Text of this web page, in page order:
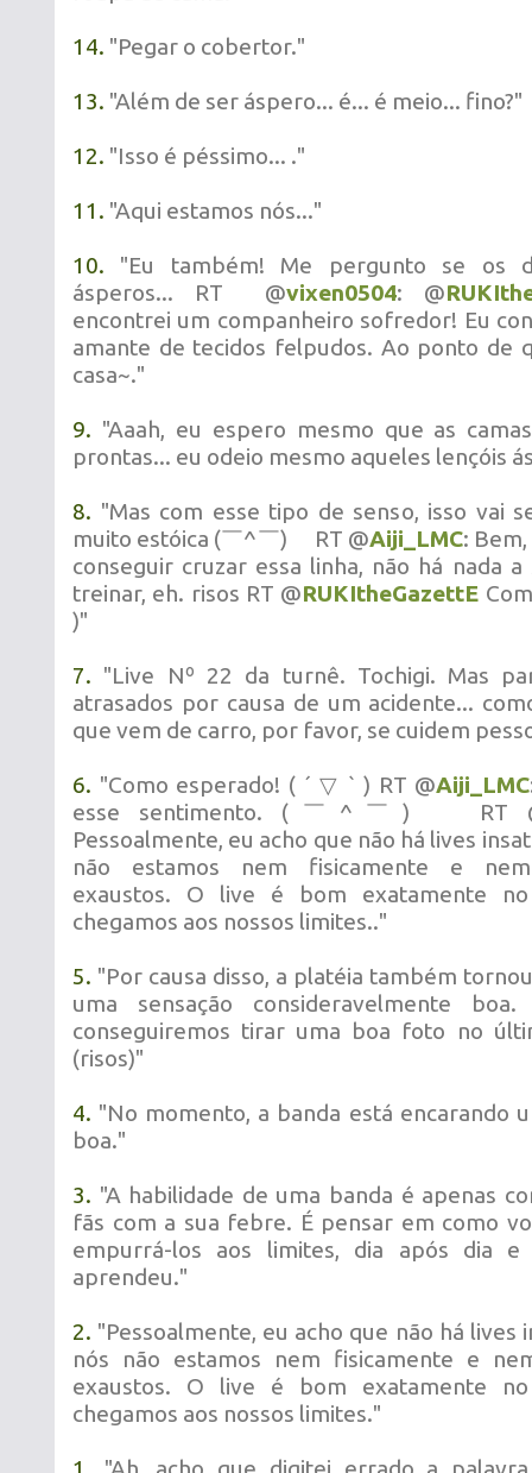
14. "Pegar o cobertor."
13. "Além de ser áspero... é... é meio... fino?"
12. "Isso é péssimo... ."
11. "Aqui estamos nós..."
10. "Eu também! Me pergunto se os
ásperos... RT @vixen0504: @
encontrei um companheiro sofredor! Eu
amante de tecidos felpudos. Ao ponto de
casa~."
9. "Aaah, eu espero mesmo que as
prontas... eu odeio mesmo aqueles lençóis
8. "Mas com esse tipo de senso, isso vai
muito estóica (￣^￣)ゞ RT @Aiji_LMC:
conseguir cruzar essa linha, não há nada
treinar, eh. risos RT @RUKItheGazettE
)"
7. "Live Nº 22 da turnê. Tochigi. Mas
atrasados por causa de um acidente...
que vem de carro, por favor, se cuidem
6. "Como esperado! ( ´ ▽ ` ) RT @Aiji_LMC
esse sentimento. (￣^￣)ゞ RT
Pessoalmente, eu acho que não há lives
não estamos nem fisicamente e nem
exaustos. O live é bom exatamente
chegamos aos nossos limites.."
5. "Por causa disso, a platéia também
uma sensação consideravelmente
conseguiremos tirar uma boa foto no
(risos)"
4. "No momento, a banda está encarando
boa."
3. "A habilidade de uma banda é apenas
fãs com a sua febre. É pensar em como
empurrá-los aos limites, dia após dia
aprendeu."
2. "Pessoalmente, eu acho que não há lives
nós não estamos nem fisicamente e
exaustos. O live é bom exatamente
chegamos aos nossos limites."